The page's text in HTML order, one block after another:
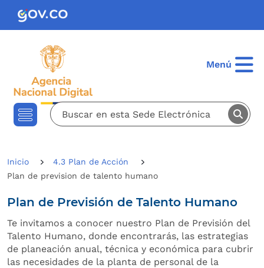
Pasar al contenido principal
Menú
Inicio
4.3 Plan de Acción
plan de prevision de talento humano
Plan de Previsión de Talento Humano
Te invitamos a conocer nuestro Plan de Previsión del
Talento Humano, donde encontrarás, las estrategias
de planeación anual, técnica y económica para cubrir
las necesidades de la planta de personal de la